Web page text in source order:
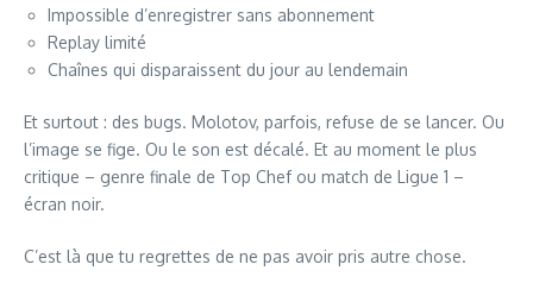
Impossible d’enregistrer sans abonnement
Replay limité
Chaînes qui disparaissent du jour au lendemain
Et surtout : des bugs. Molotov, parfois, refuse de se lancer. Ou
l’image se fige. Ou le son est décalé. Et au moment le plus
critique – genre finale de Top Chef ou match de Ligue 1 –
écran noir.
C’est là que tu regrettes de ne pas avoir pris autre chose.